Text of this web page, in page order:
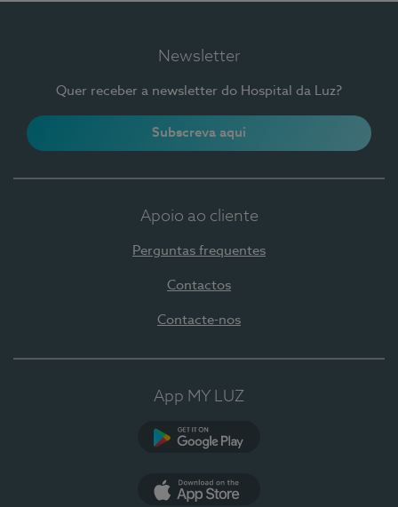
Newsletter
Quer receber a newsletter do Hospital da Luz?
Subscreva aqui
Apoio ao cliente
Perguntas frequentes
Contactos
Contacte-nos
App MY LUZ